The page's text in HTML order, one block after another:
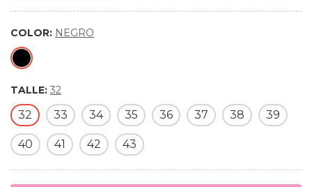
COLOR: NEGRO
TALLE: 32
32 33 34 35 36 37 38 39
40 41 42 43